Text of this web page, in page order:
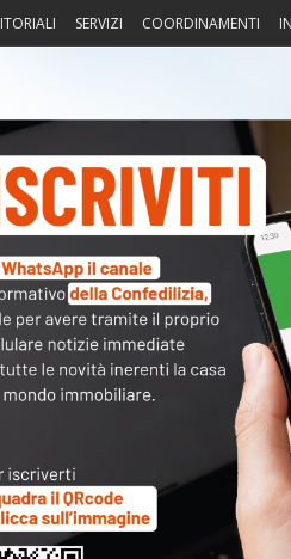
SERVIZI COORDINAMENTI
Fisco Portierato
N. 369 (art. 45
completo è
a disposizione dei socima per
destra della pagina .
oppure li hai richiedili alla